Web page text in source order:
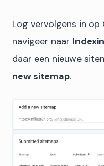
Log vervolgens in op
navigeer naar
daar een nieuwe
new sitemap.